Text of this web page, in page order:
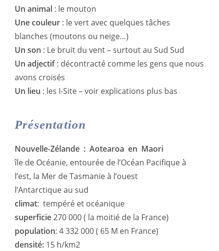
Un animal : le mouton
Une couleur : le vert avec quelques tâches
blanches (moutons ou neige…)
Un son : Le bruit du vent – surtout au Sud Sud
Un adjectif: décontracté comme les gens que nous
avons croisés
Un lieu : les I-Site – voir explications plus bas
Présentation
Nouvelle-Zélande : Aotearoa en Maori
île de Océanie, entourée de l’Océan Pacifique à
l’est, la Mer de Tasmanie à l’ouest
l’Antarctique au sud
climat: tempéré et océanique
superficie270 000 ( la moitié de la France)
population: 4 332 000 ( 65 M en France)
densité: 15 h/km2